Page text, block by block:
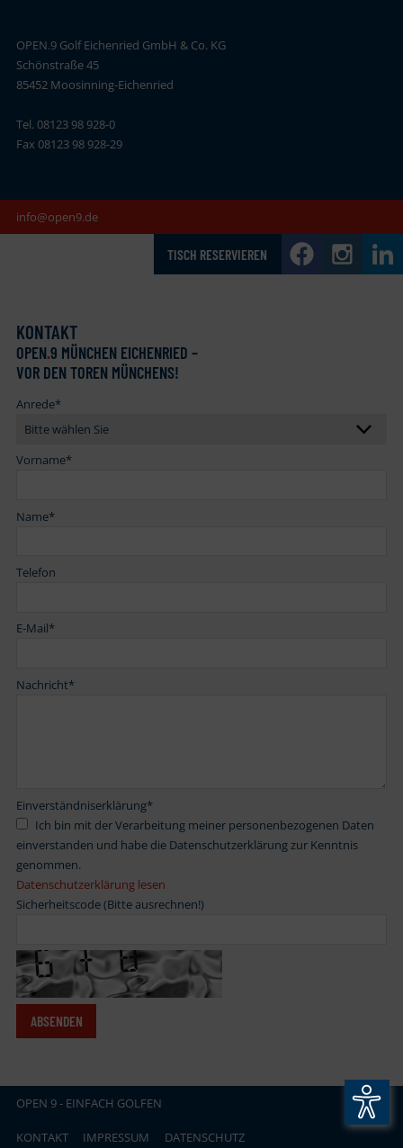
OPEN.9 Golf Eichenried GmbH & Co. KG
Schönstraße 45
85452 Moosinning-Eichenried
Tel. 08123 98 928-0
Fax 08123 98 928-29
info@open9.de
TISCH RESERVIEREN
KONTAKT
OPEN.9 MÜNCHEN EICHENRIED –
VOR DEN TOREN MÜNCHENS!
Anrede*
Vorname*
Name*
Telefon
E-Mail*
Nachricht*
Einverständniserklärung*
einverstanden und habe die Datenschutzerklärung zur Kenntnis
genommen.
Datenschutzerklärung lesen
Sicherheitscode (Bitte ausrechnen!)
OPEN.9 - EINFACH GOLFEN
KONTAKT IMPRESSUM DATENSCHUTZ